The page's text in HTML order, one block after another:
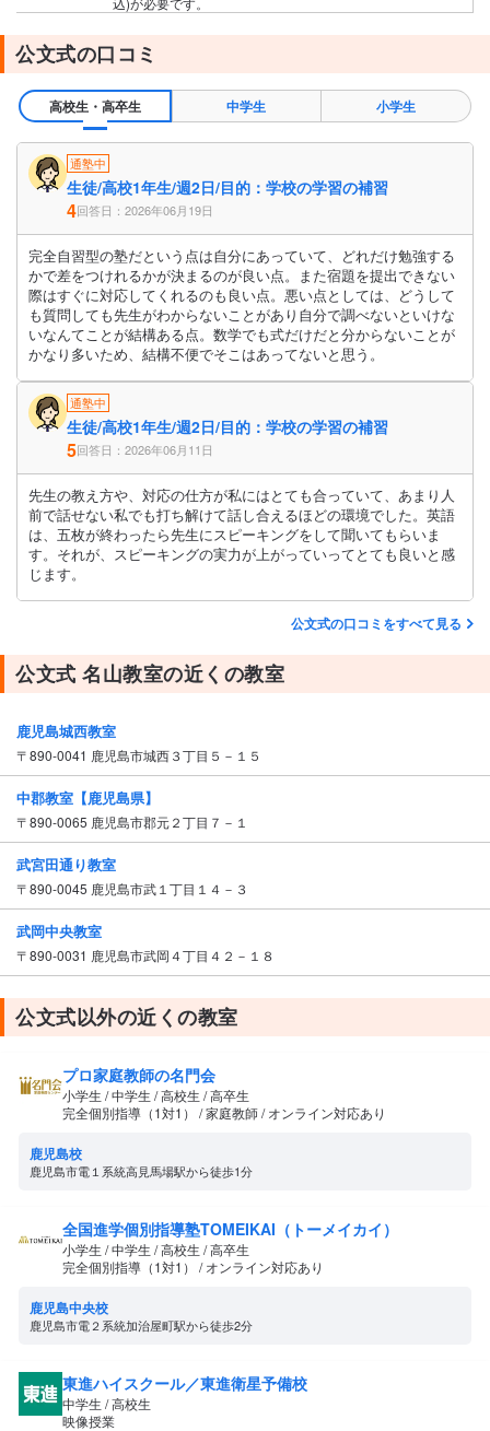
公文式の口コミ
高校生・高卒生 中学生 小学生
通塾中
生徒/高校1年生/週2日/目的：学校の学習の補習
4回答日：2026年06月19日
完全自習型の塾だという点は自分にあっていて、どれだけ勉強する
かで差をつけれるかが決まるのが良い点。また宿題を提出できない
際はすぐに対応してくれるのも良い点。悪い点としては、どうして
も質問しても先生がわからないことがあり自分で調べないといけな
いなんてことが結構ある点。数学でも式だけだと分からないことが
かなり多いため、結構不便でそこはあってないと思う。
通塾中
生徒/高校1年生/週2日/目的：学校の学習の補習
5回答日：2026年06月11日
先生の教え方や、対応の仕方が私にはとても合っていて、あまり人
前で話せない私でも打ち解けて話し合えるほどの環境でした。英語
は、五枚が終わったら先生にスピーキングをして聞いてもらいま
す。それが、スピーキングの実力が上がっていってとても良いと感
じます。
公文式の口コミをすべて見る
公文式 名山教室の近くの教室
鹿児島城西教室
〒890-0041 鹿児島市城西３丁目５－１５
中郡教室【鹿児島県】
〒890-0065 鹿児島市郡元２丁目７－１
武宮田通り教室
〒890-0045 鹿児島市武１丁目１４－３
武岡中央教室
〒890-0031 鹿児島市武岡４丁目４２－１８
公文式以外の近くの教室
プロ家庭教師の名門会
小学生 / 中学生 / 高校生 / 高卒生
完全個別指導（1対1） / 家庭教師 / オンライン対応あり
鹿児島校
鹿児島市電１系統高見馬場駅から徒歩1分
全国進学個別指導塾TOMEIKAI（トーメイカイ）
小学生 / 中学生 / 高校生 / 高卒生
完全個別指導（1対1） / オンライン対応あり
鹿児島中央校
鹿児島市電２系統加治屋町駅から徒歩2分
東進ハイスクール／東進衛星予備校
中学生 / 高校生
映像授業